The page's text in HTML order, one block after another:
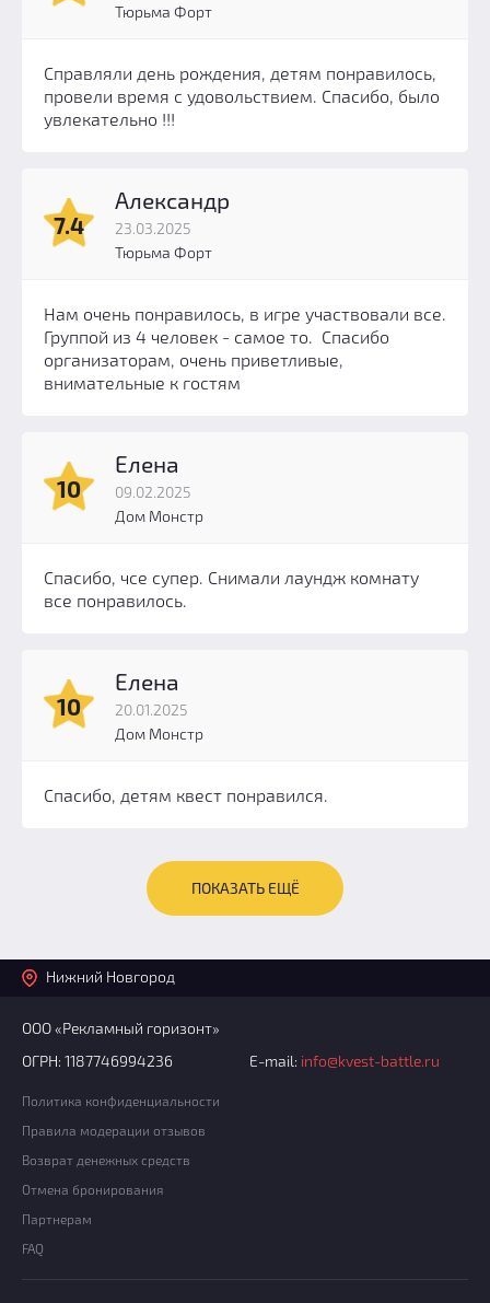
Тюрьма Форт
Справляли день рождения, детям понравилось,
провели время с удовольствием. Спасибо, было
увлекательно !!!
7.4
Александр
23.03.2025
Тюрьма Форт
Нам очень понравилось, в игре участвовали все.
Группой из 4 человек - самое то. Спасибо
организаторам, очень приветливые,
внимательные к гостям
10
Елена
09.02.2025
Дом Монстр
Спасибо, чсе супер. Снимали лаундж комнату
все понравилось.
10
Елена
20.01.2025
Дом Монстр
Спасибо, детям квест понравился.
ПОКАЗАТЬ ЕЩЁ
Нижний Новгород
ООО «Рекламный горизонт»
ОГРН: 1187746994236
E-mail: info@kvest-battle.ru
Политика конфиденциальности
Правила модерации отзывов
Возврат денежных средств
Отмена бронирования
Партнерам
FAQ